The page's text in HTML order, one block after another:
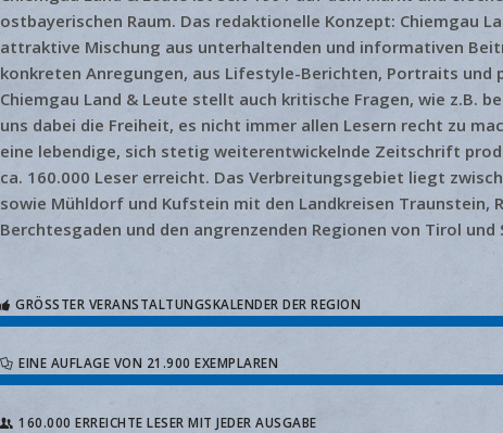
ostbayerischen Raum. Das redaktionelle Konzept: Chiemgau
attraktive Mischung aus unterhaltenden und informativen
konkreten Anregungen, aus Lifestyle-Berichten, Portraits und
Chiemgau Land & Leute stellt auch kritische Fragen, wie z.B.
uns dabei die Freiheit, es nicht immer allen Lesern recht zu
eine lebendige, sich stetig weiterentwickelnde Zeitschrift
ca. 160.000 Leser erreicht. Das Verbreitungsgebiet liegt
sowie Mühldorf und Kufstein mit den Landkreisen Traunstein,
Berchtesgaden und den angrenzenden Regionen von Tirol und
GRÖSSTER VERANSTALTUNGSKALENDER DER REGION
EINE AUFLAGE VON 21.900 EXEMPLAREN
160.000 ERREICHTE LESER MIT JEDER AUSGABE